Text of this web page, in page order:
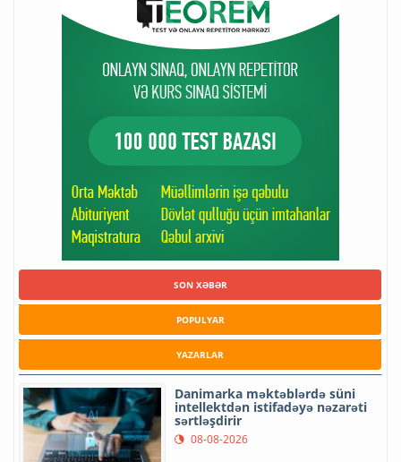
SON XƏBƏR
POPULYAR
YAZARLAR
Danimarka məktəblərdə süni
intellektdən istifadəyə nəzarəti
sərtləşdirir
08-08-2026